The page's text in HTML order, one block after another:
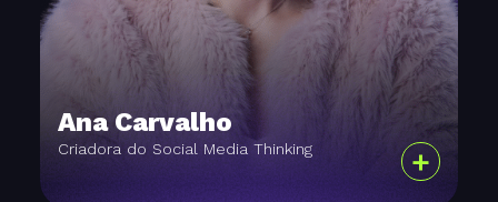
Ana Carvalho
Criadora do Social Media Thinking +